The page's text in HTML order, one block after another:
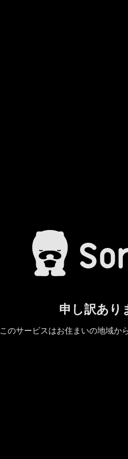
申し訳あり
このサービスはお住まいの地域か